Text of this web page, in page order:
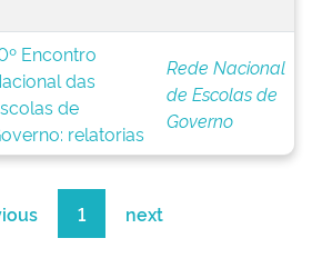
Encontro
das
de
relatorias
Rede Nacional
de Escolas de
Governo
1 next